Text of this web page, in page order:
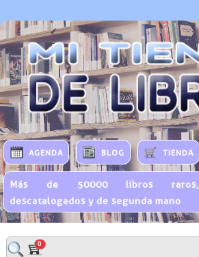
AGENDA BLOG TIENDA
Más de 50000 libros raros,
descatalogados y de segunda mano
0